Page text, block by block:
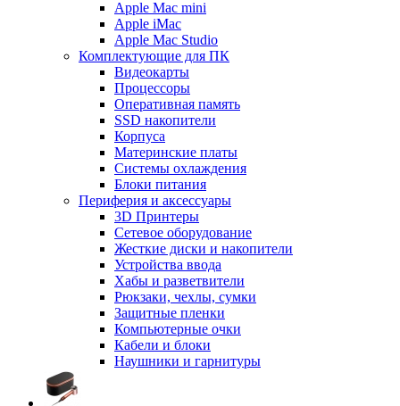
Apple Mac mini
Apple iMac
Apple Mac Studio
Комплектующие для ПК
Видеокарты
Процессоры
Оперативная память
SSD накопители
Корпуса
Материнские платы
Системы охлаждения
Блоки питания
Периферия и аксессуары
3D Принтеры
Сетевое оборудование
Жесткие диски и накопители
Устройства ввода
Хабы и разветвители
Рюкзаки, чехлы, сумки
Защитные пленки
Компьютерные очки
Кабели и блоки
Наушники и гарнитуры